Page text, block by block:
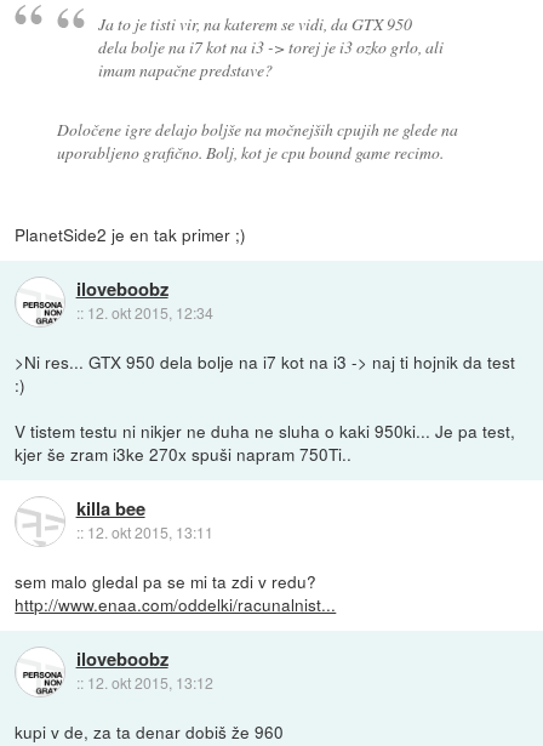
Ja to je tisti vir, na katerem se vidi, da GTX 950
dela bolje na i7 kot na i3 -> torej je i3 ozko grlo, ali
imam napačne predstave?
Določene igre delajo boljše na močnejših cpujih ne glede na
uporabljeno grafično. Bolj, kot je cpu bound game recimo.
PlanetSide2 je en tak primer ;)
iloveboobz
:: 12. okt 2015, 12:34
>Ni res... GTX 950 dela bolje na i7 kot na i3 -> naj ti hojnik da test
:)
V tistem testu ni nikjer ne duha ne sluha o kaki 950ki... Je pa test,
kjer še zram i3ke 270x spuši napram 750Ti..
killa bee
:: 12. okt 2015, 13:11
sem malo gledal pa se mi ta zdi v redu?
http://www.enaa.com/oddelki/racunalnist...
iloveboobz
:: 12. okt 2015, 13:12
kupi v de, za ta denar dobiš že 960